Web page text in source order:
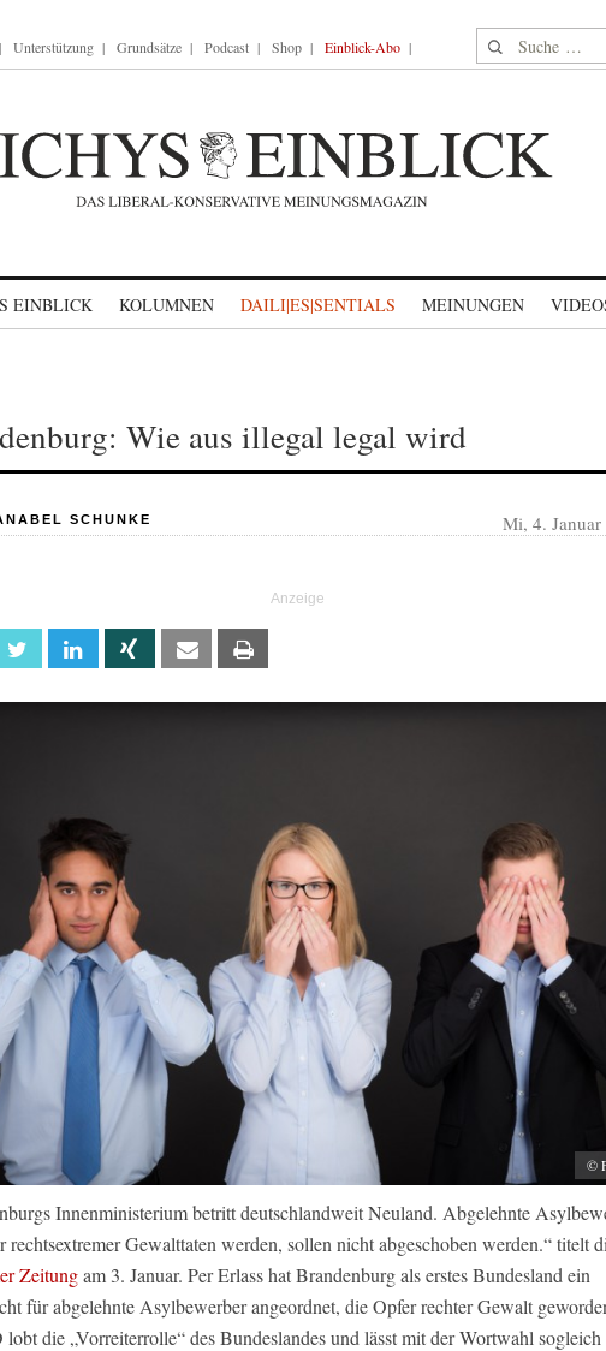
Unterstützung Grundsätze Podcast Shop Einblick-Abo Suche nach:
EINBLICK KOLUMNEN DAILI|ES|SENTIALS MEINUNGEN
Wie aus illegal legal wird
SCHUNKE Mi, 4. Januar
Twitter Linkedin Xing Email
©
Innenministerium betritt deutschlandweit Neuland. Abgelehnte
rechtsextremer Gewalttaten werden, sollen nicht abgeschoben werden.“ titelt
Zeitungam 3. Januar. Per Erlass hat Brandenburg als erstes Bundesland ein
für abgelehnte Asylbewerber angeordnet, die Opfer rechter Gewalt
die „Vorreiterrolle“ des Bundeslandes und lässt mit der Wortwahl sogleich